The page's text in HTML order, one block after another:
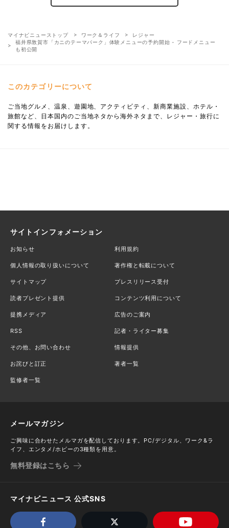
マイナビニューストップ ワーク＆ライフ
レジャー
福井県敦賀市「カニのテーマパーク」体験メニューの予約開始 - フードメニュー
も初公開
このカテゴリーについて
ご当地グルメ、温泉、遊園地、アクティビティ、新商業施設、ホテル・
旅館など、日本国内のご当地ネタから海外ネタまで、レジャー・旅行に
関する情報をお届けします。
サイトインフォメーション
お知らせ 利用規約
個人情報の取り扱いについて 著作権と転載について
サイトマップ プレスリリース受付
読者プレゼント提供 コンテンツ利用について
提携メディア 広告のご案内
RSS 記者・ライター募集
その他、お問い合わせ 情報提供
お詫びと訂正 著者一覧
監修者一覧
メールマガジン
ご興味に合わせたメルマガを配信しております。PC/デジタル、ワーク&ラ
イフ、エンタメ/ホビーの3種類を用意。
無料登録はこちら
マイナビニュース 公式SNS